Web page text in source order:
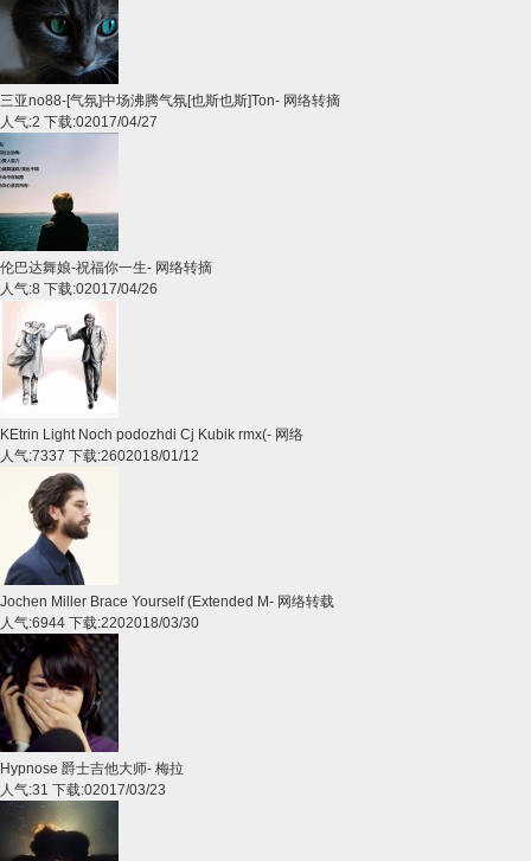
三亚no88-[气氛]中场沸腾气氛[也斯也斯]Ton- 网络转摘
人气:2 下载:02017/04/27
伦巴达舞娘-祝福你一生- 网络转摘
人气:8 下载:02017/04/26
KEtrin Light Noch podozhdi Cj Kubik rmx(- 网络
人气:7337 下载:2602018/01/12
Jochen Miller Brace Yourself (Extended M- 网络转载
人气:6944 下载:2202018/03/30
Hypnose 爵士吉他大师- 梅拉
人气:31 下载:02017/03/23